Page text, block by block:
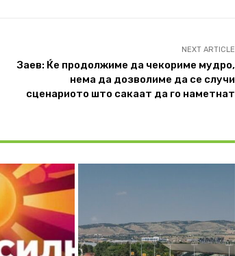
NEXT ARTICLE
Заев: Ќе продолжиме да чекориме мудро,
нема да дозволиме да се случи
сценариото што сакаат да го наметнат